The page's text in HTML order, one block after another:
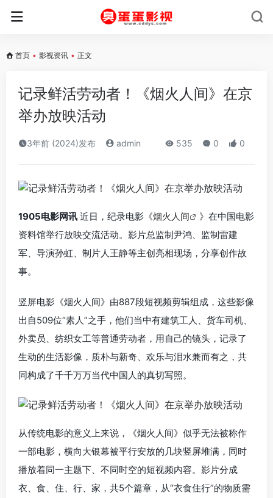
首页 • 影视资讯 • 正文
记录鲜活劳动者！《烟火人间》在京
举办放映活动
3年前 (2024)发布 admin 535 0 0
1905电影网讯 近日，纪录电影《烟火人间
》在中国电影
资料馆举行放映交流活动。影片总监制尹鸿、监制雷建
军、导演孙虹、制片人王静等主创亮相现场，分享创作故
事。
竖屏电影《烟火人间》由887段短视频剪辑组成，这些影像
出自509位“素人”之手，他们当中有建筑工人、货车司机、
外卖员、纺织女工等普通劳动者，用自己的镜头，记录了
生动的生活影像，质朴与新奇、欢乐与泪水兼而有之，共
同构成了千千万万当代中国人的真切写照。
从传统电影的意义上来说，《烟火人间》似乎无法被称作
一部电影，横向大银幕被平行安放的几块竖屏堆满，同时
播放着同一主题下、不同时空的短视频内容。影片分成
衣、食、住、行、家，共5个篇章，从“衣食住行”的物质需